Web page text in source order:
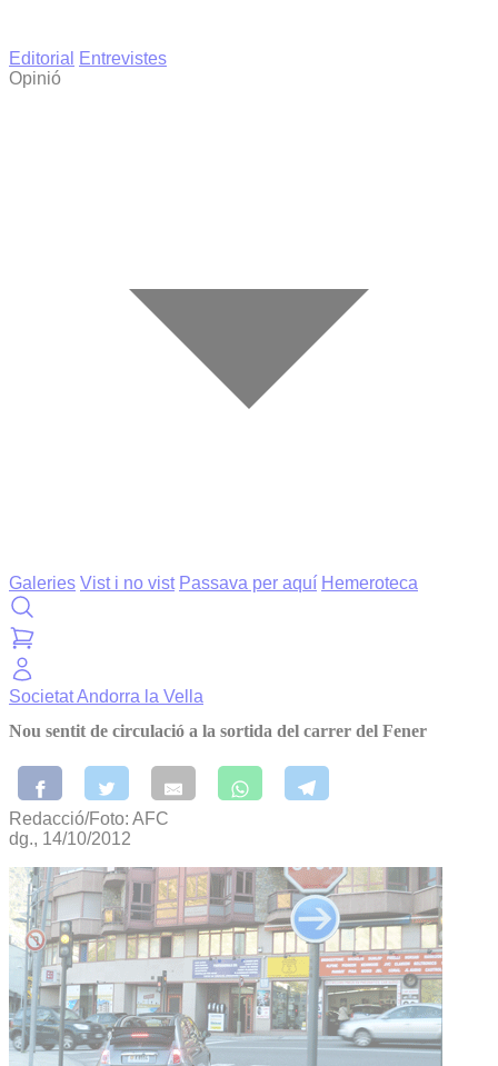
Editorial
Entrevistes
Opinió
Galeries Vist i no vist Passava per aquí Hemeroteca
SocietatAndorra la Vella
Nou sentit de circulació a la sortida del carrer del Fener
Redacció/Foto: AFC
dg., 14/10/2012